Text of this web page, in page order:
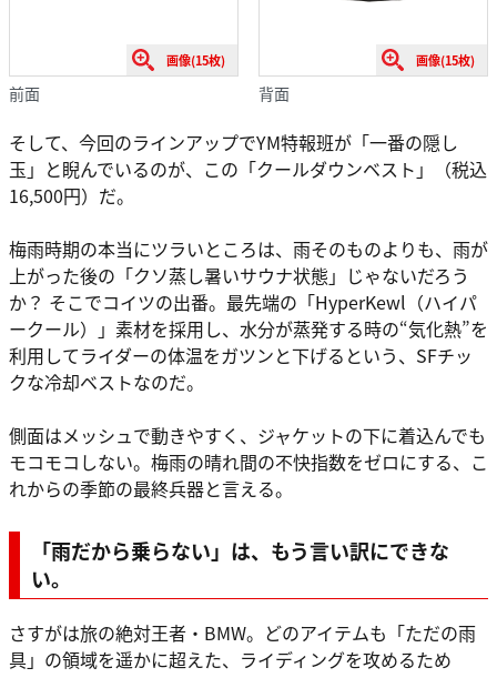
画像(15枚)
前面
画像(15枚)
背面
そして、今回のラインアップでYM特報班が「一番の隠し
玉」と睨んでいるのが、この「クールダウンベスト」（税込
16,500円）だ。
梅雨時期の本当にツラいところは、雨そのものよりも、雨が
上がった後の「クソ蒸し暑いサウナ状態」じゃないだろう
か？ そこでコイツの出番。最先端の「HyperKewl（ハイパ
ークール）」素材を採用し、水分が蒸発する時の“気化熱”を
利用してライダーの体温をガツンと下げるという、SFチッ
クな冷却ベストなのだ。
側面はメッシュで動きやすく、ジャケットの下に着込んでも
モコモコしない。梅雨の晴れ間の不快指数をゼロにする、こ
れからの季節の最終兵器と言える。
「雨だから乗らない」は、もう言い訳にできな
い。
さすがは旅の絶対王者・BMW。どのアイテムも「ただの雨
具」の領域を遥かに超えた、ライディングを攻めるため